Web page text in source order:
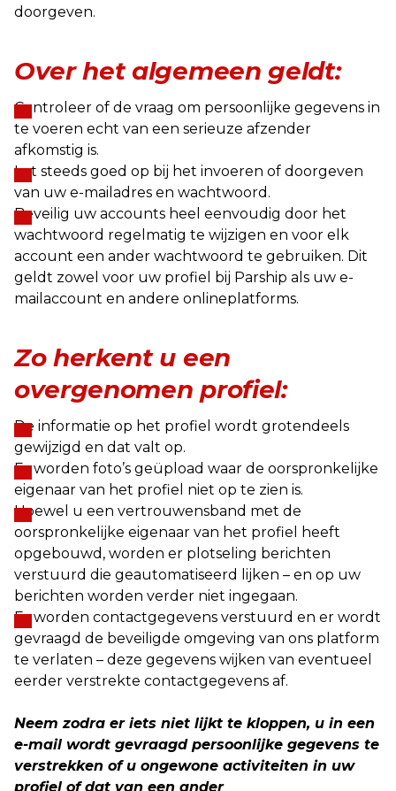
doorgeven.
Over het algemeen geldt:
Controleer of de vraag om persoonlijke gegevens in
te voeren echt van een serieuze afzender
afkomstig is.
Let steeds goed op bij het invoeren of doorgeven
van uw e-mailadres en wachtwoord.
Beveilig uw accounts heel eenvoudig door het
wachtwoord regelmatig te wijzigen en voor elk
account een ander wachtwoord te gebruiken. Dit
geldt zowel voor uw profiel bij Parship als uw e-
mailaccount en andere onlineplatforms.
Zo herkent u een
overgenomen profiel:
De informatie op het profiel wordt grotendeels
gewijzigd en dat valt op.
Er worden foto’s geüpload waar de oorspronkelijke
eigenaar van het profiel niet op te zien is.
Hoewel u een vertrouwensband met de
oorspronkelijke eigenaar van het profiel heeft
opgebouwd, worden er plotseling berichten
verstuurd die geautomatiseerd lijken – en op uw
berichten worden verder niet ingegaan.
Er worden contactgegevens verstuurd en er wordt
gevraagd de beveiligde omgeving van ons platform
te verlaten – deze gegevens wijken van eventueel
eerder verstrekte contactgegevens af.
Neem zodra er iets niet lijkt te kloppen, u in een
e-mail wordt gevraagd persoonlijke gegevens te
verstrekken of u ongewone activiteiten in uw
profiel of dat van een ander